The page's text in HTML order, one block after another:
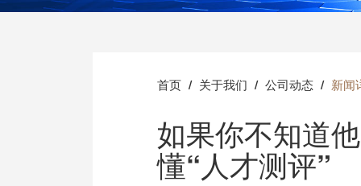
首页 关于我们 公司动态 新闻
如果你不知道
懂“人才测评”